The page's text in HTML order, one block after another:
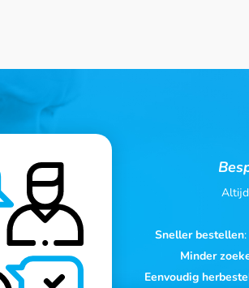
Sneller bestellen
Minder
Eenvoudig